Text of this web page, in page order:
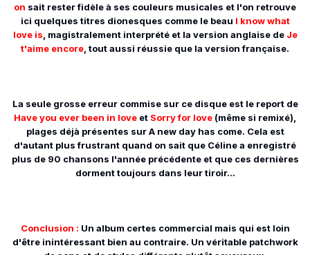
on sait rester fidèle à ses couleurs musicales et l'on retrouve
ici quelques titres dionesques comme le beau I know what
love is , magistralement interprété et la version anglaise de Je
t'aime encore , tout aussi réussie que la version française.
La seule grosse erreur commise sur ce disque est le report de
Have you ever been in love et Sorry for love (même si remixé),
plages déjà présentes sur A new day has come. Cela est
d'autant plus frustrant quand on sait que Céline a enregistré
plus de 90 chansons l'année précédente et que ces dernières
dorment toujours dans leur tiroir...
Conclusion : Un album certes commercial mais qui est loin
d'être inintéressant bien au contraire. Un véritable patchwork